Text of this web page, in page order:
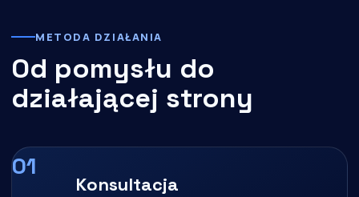
METODA DZIAŁANIA
Od pomysłu do
działającej strony
Konsultacja